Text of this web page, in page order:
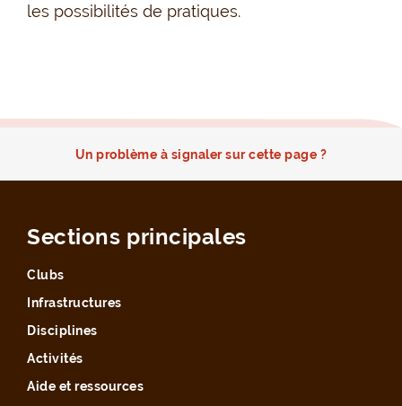
les possibilités de pratiques.
Un problème à signaler sur cette page ?
Sections principales
Clubs
Infrastructures
Disciplines
Activités
Aide et ressources